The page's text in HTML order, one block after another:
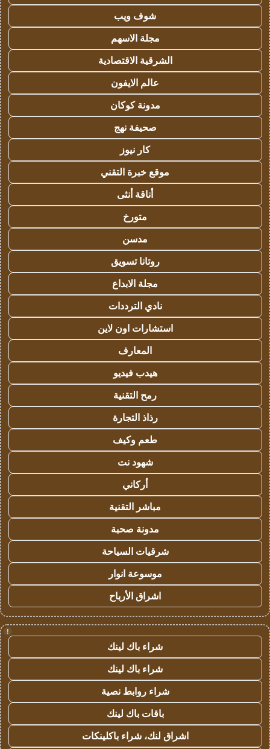
شوف ويب
مجلة الاسهم
الشرقية الاقتصادية
عالم الايفون
مدونة كوكان
صحيفة نهج
كار نيوز
موقع خبرة التقني
أناقة أنثى
متورخ
مدسن
روتانا تسويق
مجلة الابداع
نادي الترددات
استشارات اون لاين
المعارف
هيدب فيديو
رمح التقنية
رذاذ التجارة
طعم وكيف
شهود نت
أركاني
مباشر التقنية
مدونة صحبة
شرقيات السياحة
موسوعة انوار
اشراق الأرباح
!
شراء باك لينك
شراء باك لينك
شراء روابط نصية
باقات باك لينك
اشراق لنك، شراء باكلينكات